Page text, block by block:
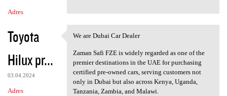
Adres
Toyota
Hilux pr...
03.04.2024
Adres
We are Dubai Car Dealer
We are Dubai Car Dealer
Zaman Safi FZE is widely regarded as one of the
premier destinations in the UAE for purchasing
certified pre-owned cars, serving customers not
only in Dubai but also across Kenya, Uganda,
Tanzania, Zambia, and Malawi.